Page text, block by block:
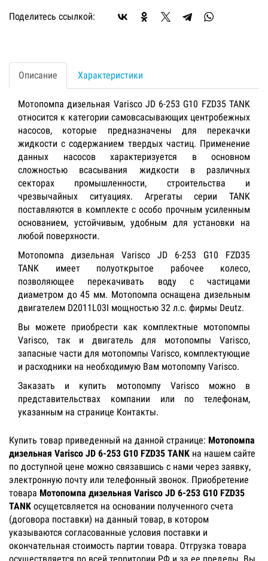
Поделитесь ссылкой:
Описание Характеристики
Мотопомпа дизельная Varisco JD 6-253 G10 FZD35 TANK
относится к категории самовсасывающих центробежных
насосов, которые предназначены для перекачки
жидкости с содержанием твердых частиц. Применение
данных насосов характеризуется в основном
сложностью всасывания жидкости в различных
секторах промышленности, строительства и
чрезвычайных ситуациях. Агрегаты серии TANK
поставляются в комплекте с особо прочным усиленным
основанием, устойчивым, удобным для установки на
любой поверхности.
Мотопомпа дизельная Varisco JD 6-253 G10 FZD35
TANK имеет полуоткрытое рабочее колесо,
позволяющее перекачивать воду с частицами
диаметром до 45 мм. Мотопомпа оснащена дизельным
двигателем D2011L03I мощностью 32 л.с. фирмы Deutz.
Вы можете приобрести как комплектные мотопомпы
Varisco, так и двигатель для мотопомпы Varisco,
запасные части для мотопомпы Varisco, комплектующие
и расходники на необходимую Вам мотопомпу Varisco.
Заказать и купить мотопомпу Varisco можно в
представительствах компании или по телефонам,
указанным на странице Контакты.
Купить товар приведенный на данной странице: Мотопомпа
дизельная Varisco JD 6-253 G10 FZD35 TANK на нашем сайте
по доступной цене можно связавшись с нами через заявку,
электронную почту или телефонный звонок. Приобретение
товара Мотопомпа дизельная Varisco JD 6-253 G10 FZD35
TANK осущетсвляется на основании полученного счета
(договора поставки) на данный товар, в котором
указываются согласованные условия поставки и
окончательная стоимость партии товара. Отгрузка товара